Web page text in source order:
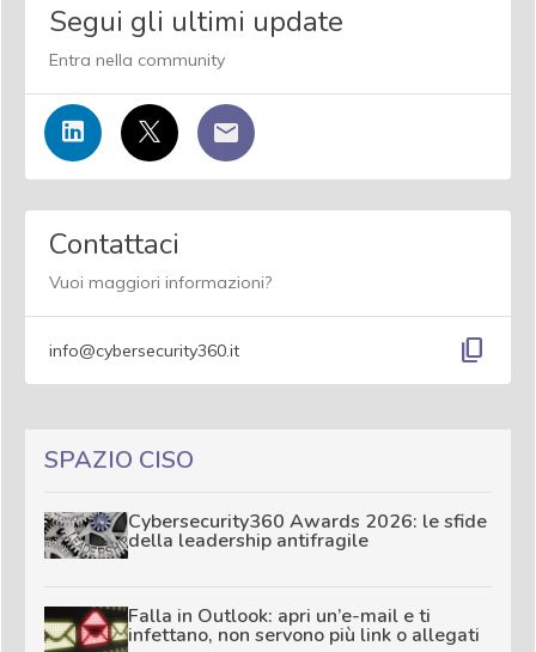
Segui gli ultimi update
Entra nella community
Contattaci
Vuoi maggiori informazioni?
info@cybersecurity360.it content_copy
SPAZIO CISO
Cybersecurity360 Awards 2026: le sfide
della leadership antifragile
Falla in Outlook: apri un’e-mail e ti
infettano, non servono più link o allegati